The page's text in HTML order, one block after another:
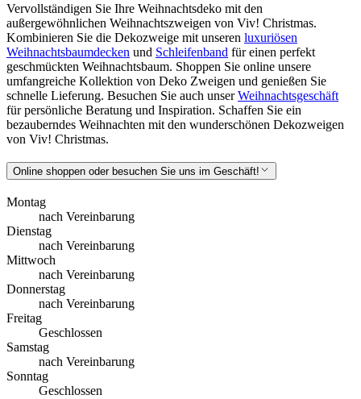
Vervollständigen Sie Ihre Weihnachtsdeko mit den
außergewöhnlichen Weihnachtszweigen von Viv! Christmas.
Kombinieren Sie die Dekozweige mit unseren luxuriösen
Weihnachtsbaumdecken und Schleifenband für einen perfekt
geschmückten Weihnachtsbaum. Shoppen Sie online unsere
umfangreiche Kollektion von Deko Zweigen und genießen Sie
schnelle Lieferung. Besuchen Sie auch unserWeihnachtsgeschäft
für persönliche Beratung und Inspiration. Schaffen Sie ein
bezauberndes Weihnachten mit den wunderschönen Dekozweigen
von Viv! Christmas.
Online shoppen oder besuchen Sie uns im Geschäft!
Montag
nach Vereinbarung
Dienstag
nach Vereinbarung
Mittwoch
nach Vereinbarung
Donnerstag
nach Vereinbarung
Freitag
Geschlossen
Samstag
nach Vereinbarung
Sonntag
Geschlossen